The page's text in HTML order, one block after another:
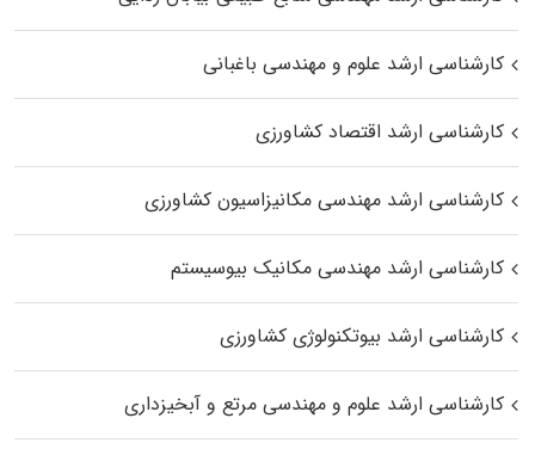
کارشناسی ارشد علوم و مهندسی باغبانی
کارشناسی ارشد اقتصاد کشاورزی
کارشناسی ارشد مهندسی مکانیزاسیون کشاورزی
کارشناسی ارشد مهندسی مکانیک بیوسیستم
کارشناسی ارشد بیوتکنولوژی کشاورزی
کارشناسی ارشد علوم و مهندسی مرتع و آبخیزداری